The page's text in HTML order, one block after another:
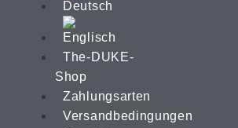
The-DUKE-
Shop
Zahlungsarten
Versandbedingungen